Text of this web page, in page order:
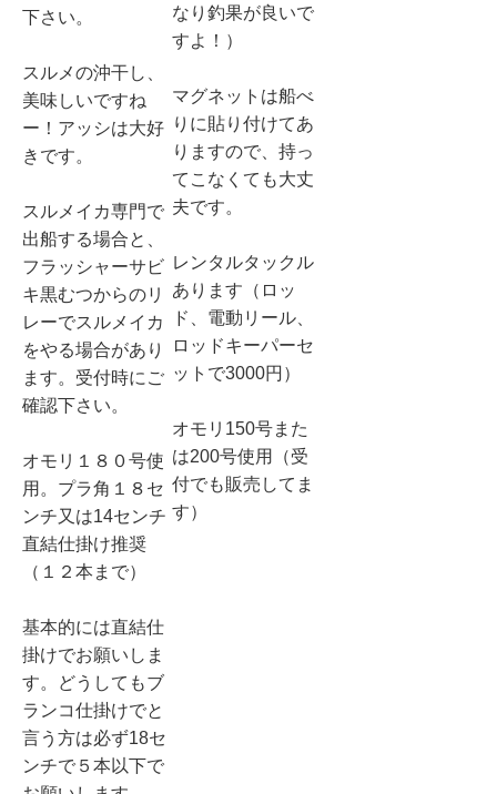
下さい。
スルメの沖干し、
美味しいですね
ー！アッシは大好
きです。
スルメイカ専門で
出船する場合と、
フラッシャーサビ
キ黒むつからのリ
レーでスルメイカ
をやる場合があり
ます。受付時にご
確認下さい。
オモリ１８０号使
用。プラ角１８セ
ンチ又は14センチ
直結仕掛け推奨
（１２本まで）
基本的には直結仕
掛けでお願いしま
す。どうしてもブ
ランコ仕掛けでと
言う方は必ず18セ
ンチで５本以下で
なり釣果が良いで
すよ！）
マグネットは船べ
りに貼り付けてあ
りますので、持っ
てこなくても大丈
夫です。
レンタルタックル
あります（ロッ
ド、電動リール、
ロッドキーパーセ
ットで3000円）
オモリ150号また
は200号使用（受
付でも販売してま
す）